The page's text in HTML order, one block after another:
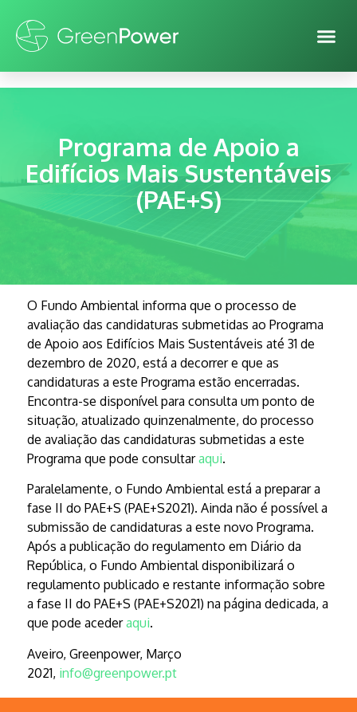
Programa de Apoio a
Edifícios Mais Sustentáveis
(PAE+S)
O Fundo Ambiental informa que o processo de
avaliação das candidaturas submetidas ao Programa
de Apoio aos Edifícios Mais Sustentáveis até 31 de
dezembro de 2020, está a decorrer e que as
candidaturas a este Programa estão encerradas.
Encontra-se disponível para consulta um ponto de
situação, atualizado quinzenalmente, do processo
de avaliação das candidaturas submetidas a este
Programa que pode consultaraqui.
Paralelamente, o Fundo Ambiental está a preparar a
fase II do PAE+S (PAE+S2021). Ainda não é possível a
submissão de candidaturas a este novo Programa.
Após a publicação do regulamento em Diário da
República, o Fundo Ambiental disponibilizará o
regulamento publicado e restante informação sobre
a fase II do PAE+S (PAE+S2021) na página dedicada, a
que pode acederaqui.
Aveiro, Greenpower, Março
2021, info@greenpower.pt